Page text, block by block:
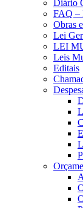
Diário
FAQ –
Obras
Lei
LEI
Leis
Editais